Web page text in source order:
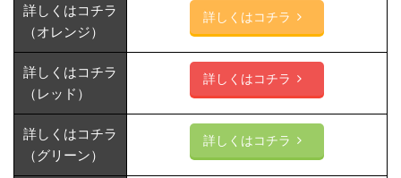
詳しくはコチラ
（オレンジ）
詳しくはコチラ
詳しくはコチラ
（レッド）
詳しくはコチラ
詳しくはコチラ
（グリーン）
詳しくはコチラ